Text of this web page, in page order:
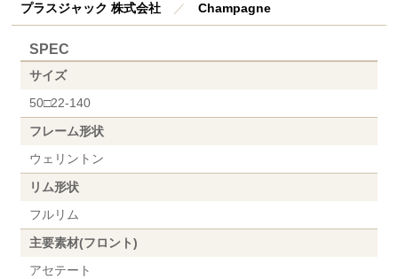
プラスジャック 株式会社 ／Champagne
SPEC
サイズ
50□22-140
フレーム形状
ウェリントン
リム形状
フルリム
主要素材(フロント)
アセテート